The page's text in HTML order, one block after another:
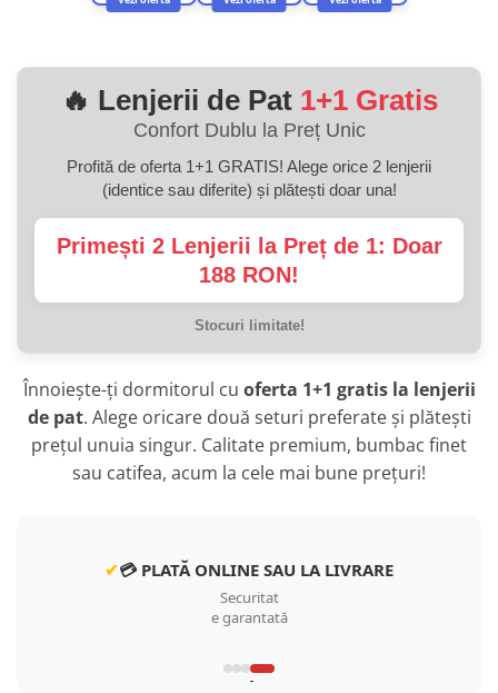
🔥 Lenjerii de Pat 1+1 Gratis
Confort Dublu la Preț Unic
Profită de oferta 1+1 GRATIS! Alege orice 2 lenjerii
(identice sau diferite) și plătești doar una!
Primești 2 Lenjerii la Preț de 1: Doar
188 RON!
Stocuri limitate!
Înnoiește-ți dormitorul cu oferta 1+1 gratis la lenjerii
de pat. Alege oricare două seturi preferate și plătești
prețul unuia singur. Calitate premium, bumbac finet
sau catifea, acum la cele mai bune prețuri!
✔💳 PLATĂ ONLINE SAU LA LIVRARE
Securitat
e garantată